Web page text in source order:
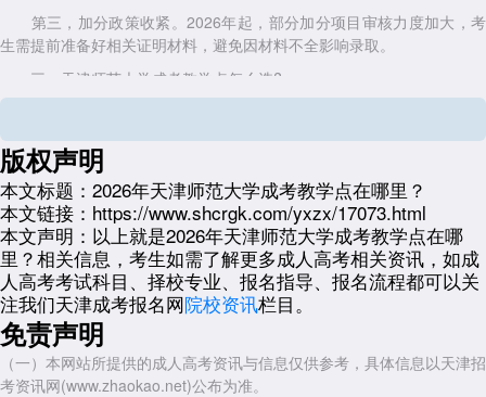
第三，加分政策收紧。2026年起，部分加分项目审核力度加大，考
生需提前准备好相关证明材料，避免因材料不全影响录取。
三、天津师范大学成考教学点怎么选?
青区等区域。考生在选择时应重点关注三个维度：是否具备高校官方授
权、办学场地是否标准化、教务服务是否完善。
对于在职考生而言，教学点距离通勤是否便利、是否支持线上线下融
合学习，直接影响能否坚持到毕业。天津成考网建议考生优先选择配备多
媒体教室、有专职教务老师跟踪服务的正规教学点，避免因管理松散导致
中途放弃。
点击进入【 2026年天津师范大学成人高考报名入口】，即可查看当
年最新招生计划、专业目录及各教学点分布情况，提前锁定适合自己的报
考方向。
四、2026年报考流程与备考建议
版权声明
本文标题： 2026年天津师范大学成考教学点在哪里？
本文链接： https://www.shcrgk.com/yxzx/17073.html
本文声明： 以上就是2026年天津师范大学成考教学点在哪
里？相关信息，考生如需了解更多成人高考相关资讯，如成
人高考考试科目、择校专业、报名指导、报名流程都可以关
注我们天津成考报名网院校资讯栏目。
免责声明
（一）本网站所提供的成人高考资讯与信息仅供参考，具体信息以天津招
考资讯网(www.zhaokao.net)公布为准。